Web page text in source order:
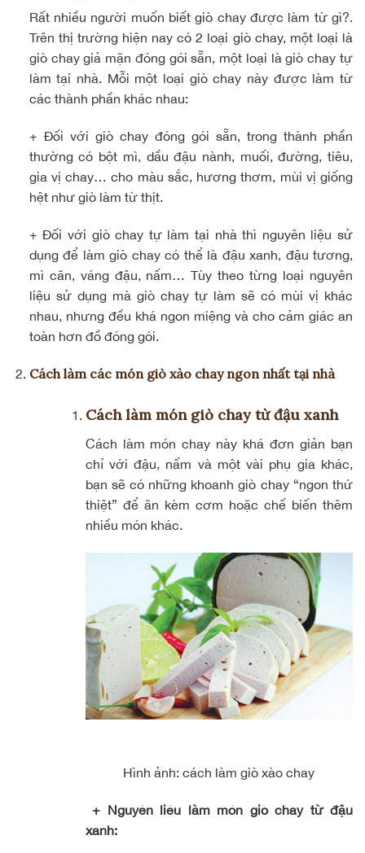
Rất nhiều người muốn biết giò chay được làm từ gì?.
Trên thị trường hiện nay có 2 loại giò chay, một loại là
giò chay giả mặn đóng gói sẵn, một loại là giò chay tự
làm tại nhà. Mỗi một loại giò chay này được làm từ
các thành phần khác nhau:
+ Đối với giò chay đóng gói sẵn, trong thành phần
thường có bột mì, dầu đậu nành, muối, đường, tiêu,
gia vị chay… cho màu sắc, hương thơm, mùi vị giống
hệt như giò làm từ thịt.
+ Đối với giò chay tự làm tại nhà thì nguyên liệu sử
dụng để làm giò chay có thể là đậu xanh, đậu tương,
mì căn, váng đậu, nấm… Tùy theo từng loại nguyên
liệu sử dụng mà giò chay tự làm sẽ có mùi vị khác
nhau, nhưng đều khá ngon miệng và cho cảm giác an
toàn hơn đồ đóng gói.
Cách làm các món giò xào chay ngon nhất tại nhà
Cách làm món giò chay từ đậu xanh
Cách làm món chay này khá đơn giản bạn
chỉ với đậu, nấm và một vài phụ gia khác,
bạn sẽ có những khoanh giò chay “ngon thứ
thiệt” để ăn kèm cơm hoặc chế biến thêm
nhiều món khác.
Hình ảnh: cách làm giò xào chay
+ Nguyên liệu làm món giò chay từ đậu
xanh: